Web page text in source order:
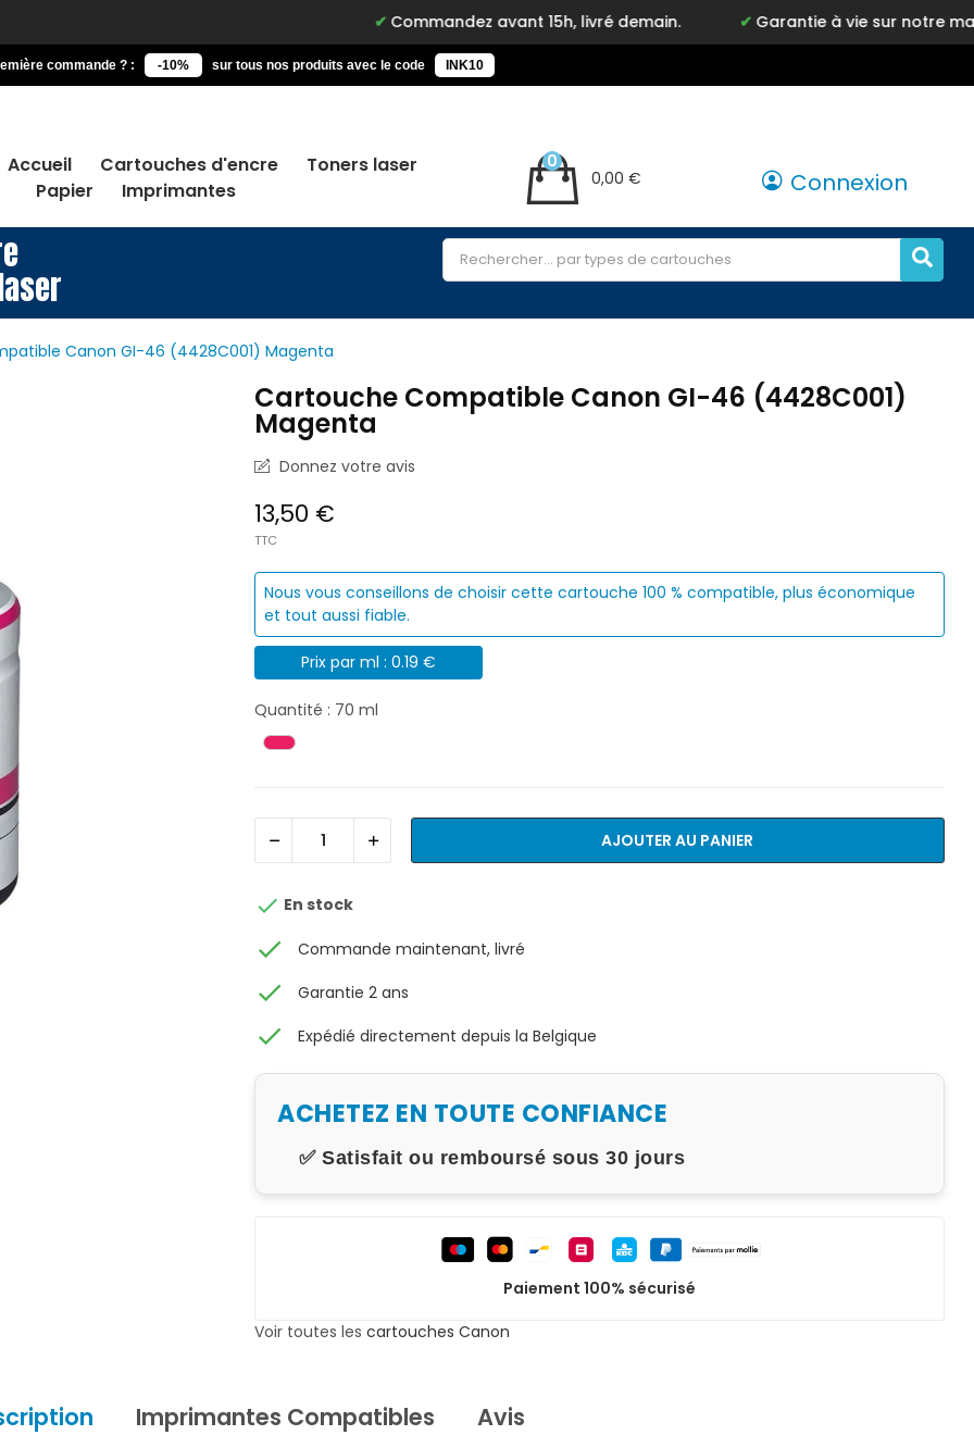
Commandez avant 15h, livré demain. Garantie à vie sur notre marque Inkyz
commande ? : -10% sur tous nos produits avec le code INK10
Accueil Cartouches d'encre
Toners laser
Papier
Imprimantes
0,00 €
0
Connexion
Canon GI-46 (4428C001) Magenta
Cartouche Compatible Canon GI-46 (4428C001)
Magenta
Donnez votre avis
13,50 €
TTC
Nous vous conseillons de choisir cette cartouche 100 % compatible, plus économique
et tout aussi fiable.
Prix par ml : 0.19 €
Quantité : 70 ml
AJOUTER AU PANIER
 En stock
check Commande maintenant, livré
check Garantie 2 ans
check Expédié directement depuis la Belgique
ACHETEZ EN TOUTE CONFIANCE
✅ Satisfait ou remboursé sous 30 jours
Paiement 100% sécurisé
Voir toutes les cartouches Canon
Imprimantes Compatibles Avis